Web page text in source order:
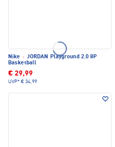
Nike · JORDAN Playground 2.0 8P
Basketball
€ 29,99
UVP* € 34,99